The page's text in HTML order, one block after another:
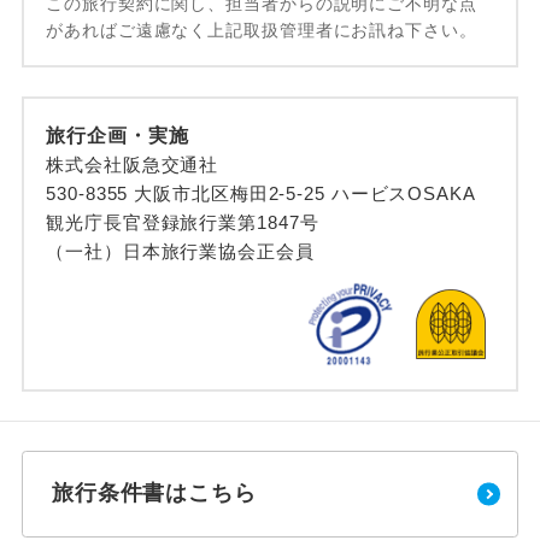
があればご遠慮なく上記取扱管理者にお訊ね下さい。
旅行企画・実施
株式会社阪急交通社
530-8355 大阪市北区梅田2-5-25 ハービスOSAKA
観光庁長官登録旅行業第1847号
（一社）日本旅行業協会正会員
旅行条件書はこちら